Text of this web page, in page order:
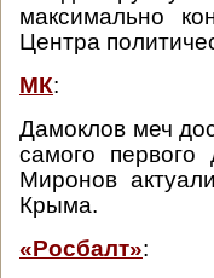
максимально
Центра
МК:
Дамоклов меч
самого
Миронов
Крыма.
«Росбалт»: